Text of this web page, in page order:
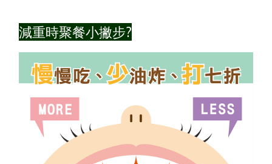
減重時聚餐小撇步?